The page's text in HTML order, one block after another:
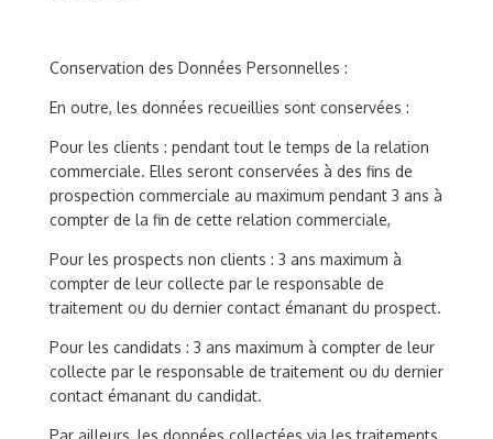
Conservation des Données Personnelles :
En outre, les données recueillies sont conservées :
Pour les clients : pendant tout le temps de la relation
commerciale. Elles seront conservées à des fins de
prospection commerciale au maximum pendant 3 ans à
compter de la fin de cette relation commerciale,
Pour les prospects non clients : 3 ans maximum à
compter de leur collecte par le responsable de
traitement ou du dernier contact émanant du prospect.
Pour les candidats : 3 ans maximum à compter de leur
collecte par le responsable de traitement ou du dernier
contact émanant du candidat.
Par ailleurs, les données collectées via les traitements